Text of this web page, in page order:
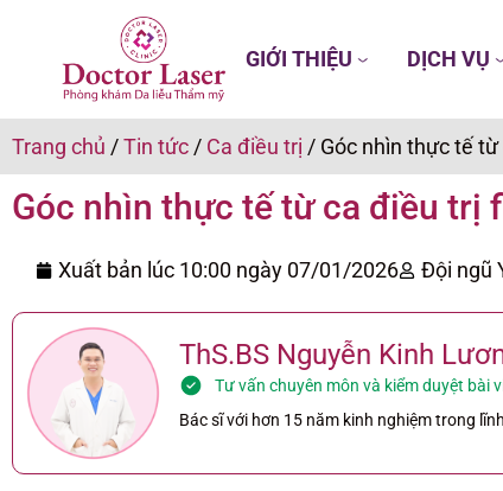
GIỚI THIỆU DỊCH VỤ
Trang chủ /Tin tức / Ca điều trị / Góc nhìn thực tế
Góc nhìn thực tế từ ca điều trị
Xuất bản lúc 10:00 ngày 07/01/2026 Đội ngũ
ThS.BS Nguyễn Kinh
Tư vấn chuyên môn và kiểm duyệt bài
Bác sĩ với hơn 15 năm kinh nghiệm trong